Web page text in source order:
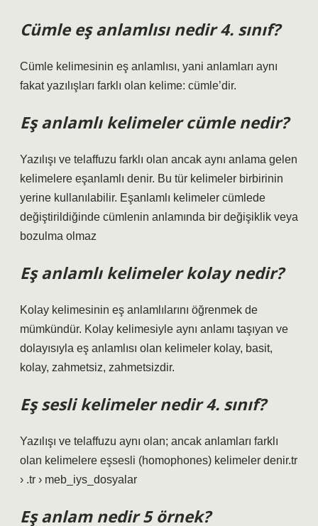
Cümle eş anlamlısı nedir 4. sınıf?
Cümle kelimesinin eş anlamlısı, yani anlamları aynı
fakat yazılışları farklı olan kelime: cümle’dir.
Eş anlamlı kelimeler cümle nedir?
Yazılışı ve telaffuzu farklı olan ancak aynı anlama gelen
kelimelere eşanlamlı denir. Bu tür kelimeler birbirinin
yerine kullanılabilir. Eşanlamlı kelimeler cümlede
değiştirildiğinde cümlenin anlamında bir değişiklik veya
bozulma olmaz
Eş anlamlı kelimeler kolay nedir?
Kolay kelimesinin eş anlamlılarını öğrenmek de
mümkündür. Kolay kelimesiyle aynı anlamı taşıyan ve
dolayısıyla eş anlamlısı olan kelimeler kolay, basit,
kolay, zahmetsiz, zahmetsizdir.
Eş sesli kelimeler nedir 4. sınıf?
Yazılışı ve telaffuzu aynı olan; ancak anlamları farklı
olan kelimelere eşsesli (homophones) kelimeler denir.tr
› .tr › meb_iys_dosyalar
Eş anlam nedir 5 örnek?